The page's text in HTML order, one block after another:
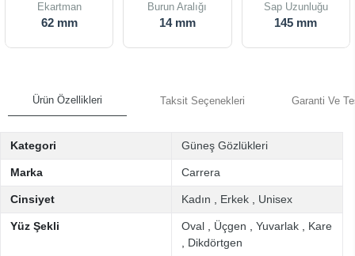
Ekartman
62 mm
Burun Aralığı
14 mm
Sap Uzunluğu
145 mm
Ürün Özellikleri Taksit Seçenekleri Garanti Ve
Kategori Güneş Gözlükleri
Marka Carrera
Cinsiyet Kadın Erkek Unisex
Yüz Şekli Oval Üçgen Yuvarlak
Kare
Dikdörtgen